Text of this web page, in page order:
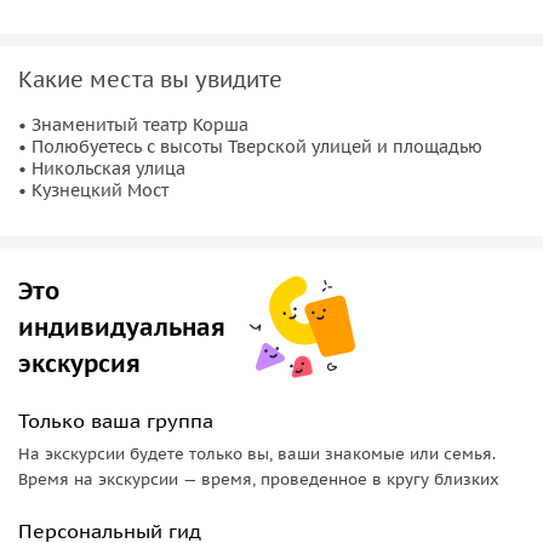
Какие места вы увидите
• Знаменитый театр Корша
• Полюбуетесь с высоты Тверской улицей и площадью
• Никольская улица
• Кузнецкий Мост
Это
индивидуальная
экскурсия
Только ваша группа
На экскурсии будете только вы, ваши знакомые или семья.
Время на экскурсии — время, проведенное в кругу близких
Персональный гид